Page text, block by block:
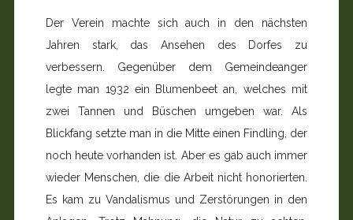
Der Verein machte sich auch in den nächsten
Jahren stark, das Ansehen des Dorfes zu
verbessern. Gegenüber dem Gemeindeanger
legte man 1932 ein Blumenbeet an, welches mit
zwei Tannen und Büschen umgeben war. Als
Blickfang setzte man in die Mitte einen Findling, der
noch heute vorhanden ist. Aber es gab auch immer
wieder Menschen, die die Arbeit nicht honorierten.
Es kam zu Vandalismus und Zerstörungen in den